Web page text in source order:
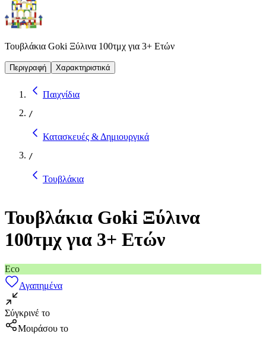
Τουβλάκια Goki Ξύλινα 100τμχ για 3+ Ετών
Περιγραφή Χαρακτηριστικά
Παιχνίδια
/
Κατασκευές & Δημιουργικά
/
Τουβλάκια
Τουβλάκια Goki Ξύλινα
100τμχ για 3+ Ετών
Eco
Αγαπημένα
Σύγκρινέ το
Μοιράσου το